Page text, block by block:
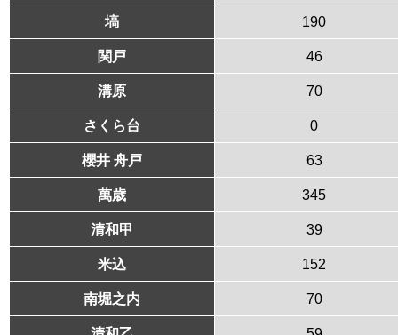
塙 190
関戸 46
溝原 70
さくら台 0
櫻井 舟戸 63
萬歳 345
清和甲 39
米込 152
南堀之内 70